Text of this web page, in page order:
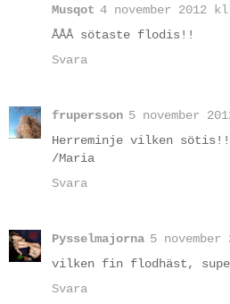
Musqot 4 november 2012
ÅÅÅ sötaste flodis!!
Svara
frupersson 5 november
Herreminje vilken sötis!!
/Maria
Svara
Pysselmajorna 5
vilken fin flodhäst,
Svara